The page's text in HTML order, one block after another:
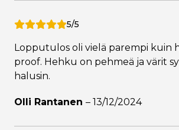
5/5
Lopputulos oli vielä parempi kuin
proof. Hehku on pehmeä ja värit
halusin.
Olli Rantanen – 13/12/2024